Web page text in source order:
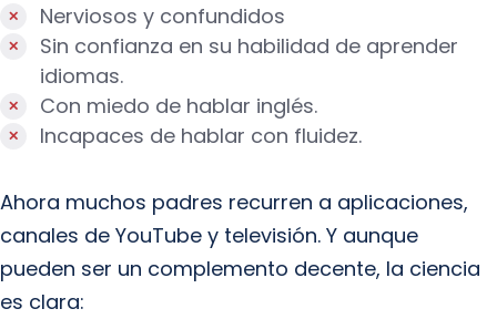
Nerviosos y confundidos
Sin confianza en su habilidad de aprender
idiomas.
Con miedo de hablar inglés.
Incapaces de hablar con fluidez.
Ahora muchos padres recurren a aplicaciones,
canales de YouTube y televisión. Y aunque
pueden ser un complemento decente, la ciencia
es clara: